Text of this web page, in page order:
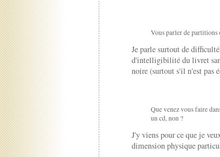
Vous parler de
Je parle surtout de
d'intelligibilité du livret
noire (surtout s'il n'est pas
Que venez vous faire
un cd, non ?
J'y viens pour ce que je
dimension physique